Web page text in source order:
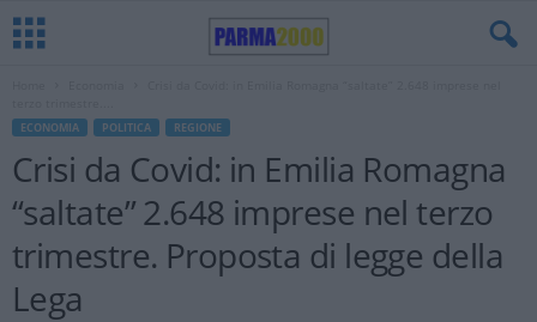
ECONOMIA POLITICA REGIONE
Crisi da Covid: in Emilia Romagna
“saltate” 2.648 imprese nel terzo
trimestre. Proposta di legge della
Lega